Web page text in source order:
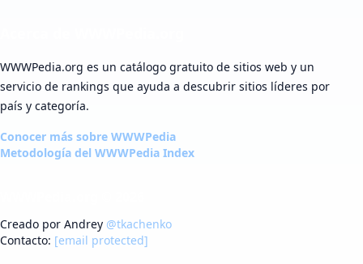
WWWPedia.org es un catálogo gratuito de sitios web y un
servicio de rankings que ayuda a descubrir sitios líderes por
país y categoría.
Conocer más sobre WWWPedia
Metodología del WWWPedia Index
Creado por Andrey @tkachenko
Contacto: [email protected]